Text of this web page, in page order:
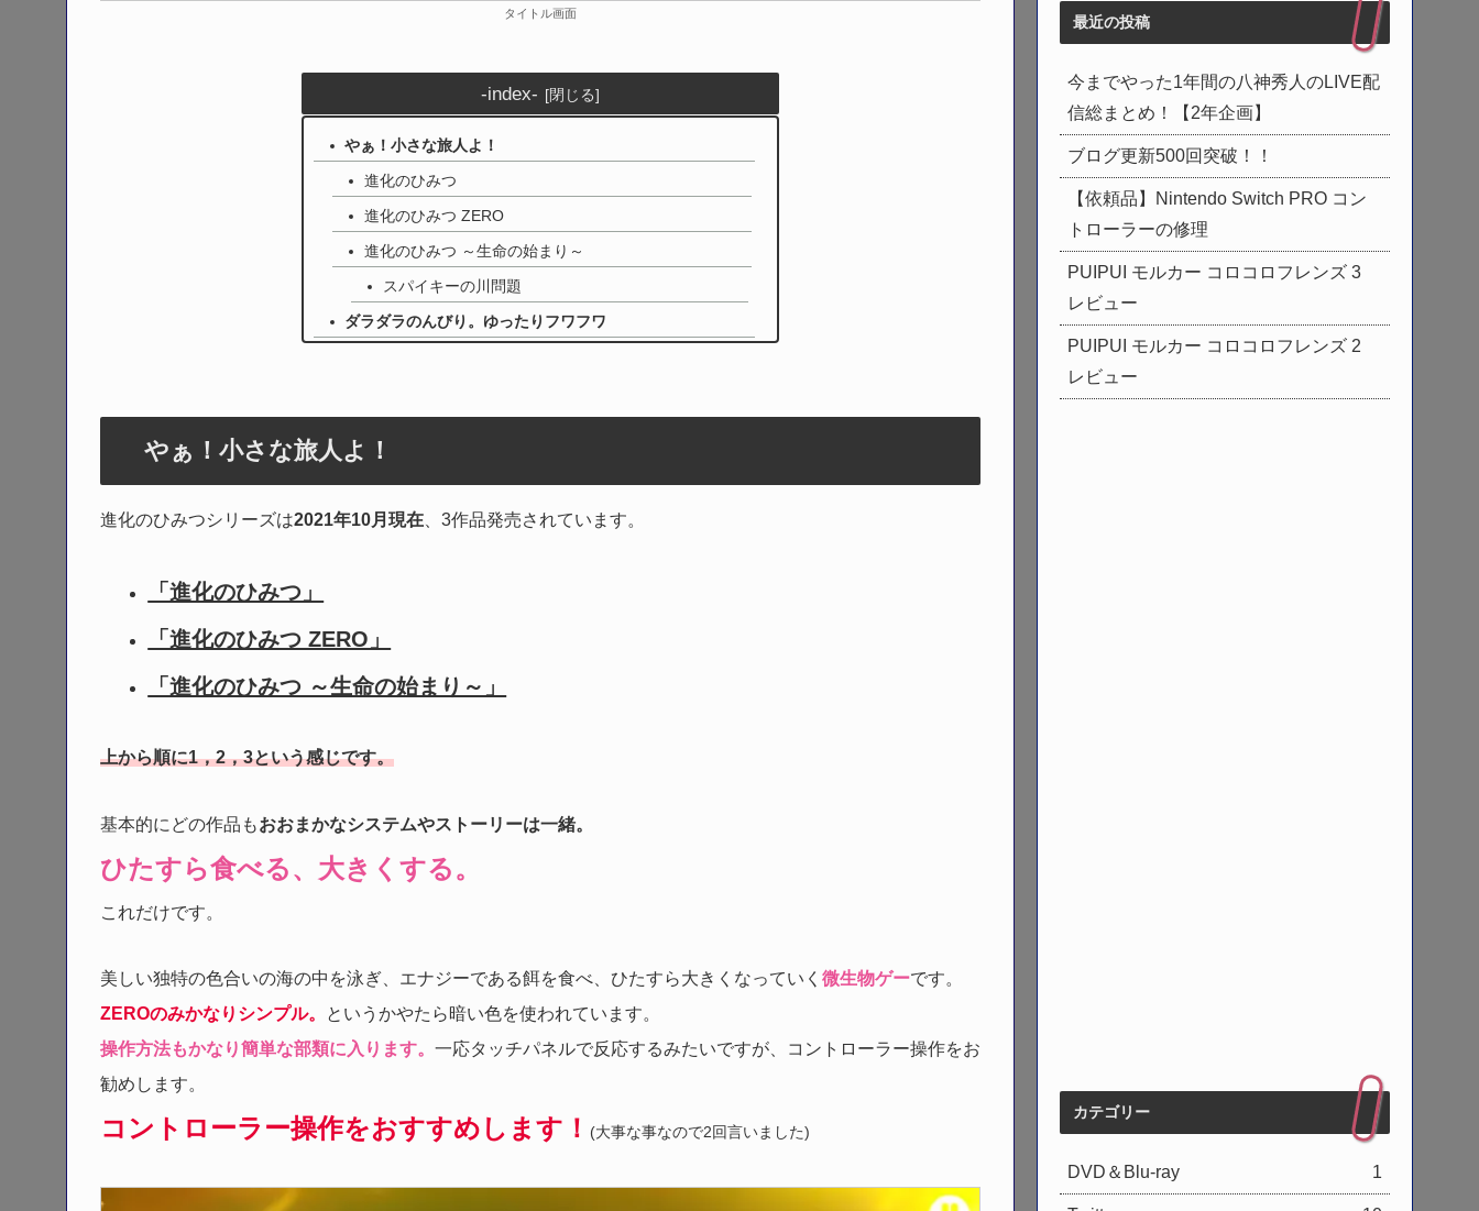
タイトル画面
-index-
やぁ！小さな旅人よ！
進化のひみつ
進化のひみつ ZERO
進化のひみつ ～生命の始まり～
スパイキーの川問題
ダラダラのんびり。ゆったりフワフワ
やぁ！小さな旅人よ！
進化のひみつシリーズは2021年10月現在 、3作品発売されています。
「進化のひみつ」
「進化のひみつ ZERO」
「進化のひみつ ～生命の始まり～」
上から順に1，2，3という感じです。
基本的にどの作品もおおまかなシステムやストーリーは一緒。
ひたすら食べる、大きくする。
これだけです。
美しい独特の色合いの海の中を泳ぎ、エナジーである餌を食べ、ひたすら大きくなっていく 微生物ゲーです。
ZEROのみかなりシンプル。
というかやたら暗い色を使われています。
操作方法もかなり簡単な部類に入ります。 一応タッチパネルで反応するみたいですが、コントローラー操作をお
勧めします。
コントローラー操作をおすすめします！ (大事な事なので2回言いました)
最近の投稿
今までやった1年間の八神秀人のLIVE配
信総まとめ！【2年企画】
ブログ更新500回突破！！
【依頼品】Nintendo Switch PRO コン
トローラーの修理
PUIPUI モルカー コロコロフレンズ 3
レビュー
PUIPUI モルカー コロコロフレンズ 2
レビュー
カテゴリー
DVD＆Blu-ray 1